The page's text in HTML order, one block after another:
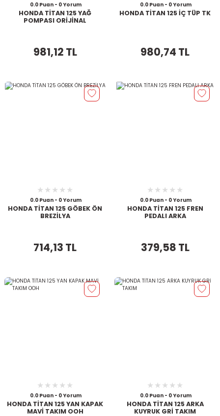
0.0 Puan - 0 Yorum
HONDA TİTAN 125 YAĞ
POMPASI ORİJİNAL
981,12 TL
0.0 Puan - 0 Yorum
HONDA TİTAN 125 İÇ TÜP TK
980,74 TL
0.0 Puan - 0 Yorum
HONDA TİTAN 125 GÖBEK ÖN
BREZİLYA
714,13 TL
0.0 Puan - 0 Yorum
HONDA TİTAN 125 FREN
PEDALI ARKA
379,58 TL
0.0 Puan - 0 Yorum
HONDA TİTAN 125 YAN KAPAK
MAVİ TAKIM OOH
0.0 Puan - 0 Yorum
HONDA TİTAN 125 ARKA
KUYRUK GRİ TAKIM